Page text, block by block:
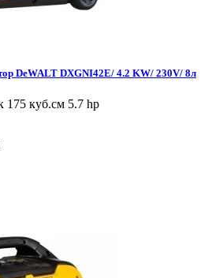
DeWALT DXGNI42E/ 4.2 KW/ 230V/ 8л
175 куб.см 5.7 hp